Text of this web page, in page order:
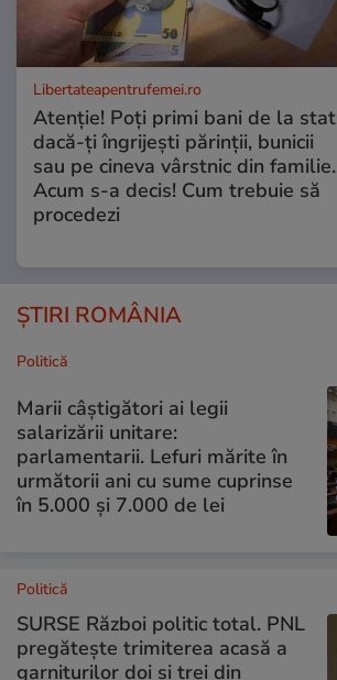
Libertateapentrufemei.ro
Atenție! Poți primi bani de la stat
dacă-ți îngrijești părinții, bunicii
sau pe cineva vârstnic din familie.
Acum s-a decis! Cum trebuie să
procedezi
ȘTIRI ROMÂNIA
Politică
Marii câștigători ai legii
salarizării unitare:
parlamentarii. Lefuri mărite în
următorii ani cu sume cuprinse
în 5.000 și 7.000 de lei
Politică
SURSE Război politic total. PNL
pregătește trimiterea acasă a
garniturilor doi și trei din